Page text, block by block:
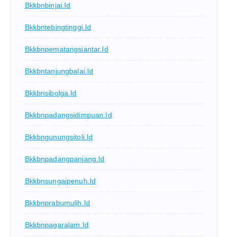
Bkkbnbinjai.id
Bkkbntebingtinggi.id
Bkkbnpematangsiantar.id
Bkkbntanjungbalai.id
Bkkbnsibolga.id
Bkkbnpadangsidimpuan.id
Bkkbngunungsitoli.id
Bkkbnpadangpanjang.id
Bkkbnsungaipenuh.id
Bkkbnprabumulih.id
Bkkbnpagaralam.id